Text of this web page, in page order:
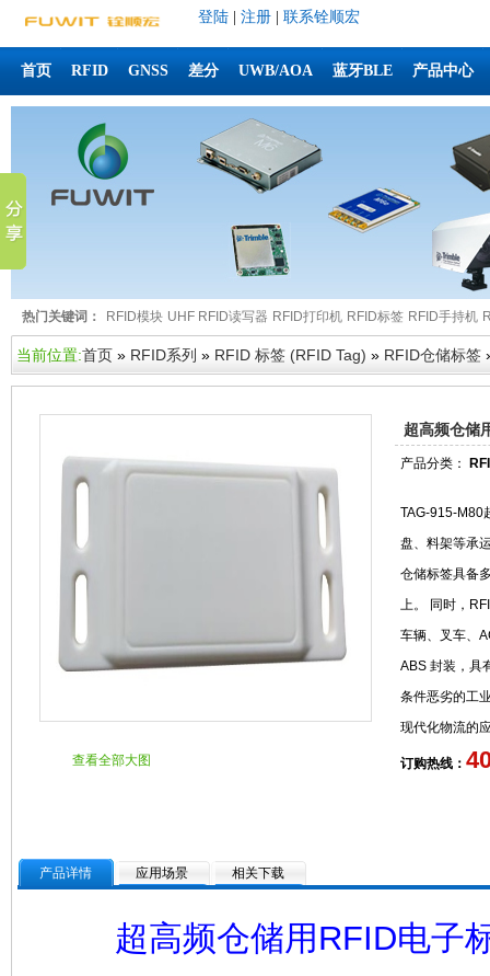
登陆 注册 联系铨顺宏
首页 RFID GNSS 差分 UWB/AOA 蓝牙BLE 产品中心
热门关键词： RFID模块 UHF RFID读写器 RFID打印机 RFID标签 RFID手持机
当前位置:首页 » RFID系列 » RFID 标签 (RFID Tag) » RFID仓储标签
查看全部大图
超高频仓储
产品分类：
TAG-915-M80
盘、料架等承
仓储标签具备
上。 同时，
车辆、叉车、
ABS 封装，具
条件恶劣的工
现代化物流的
订购热线：
产品详情 应用场景 相关下载
超高频仓储用RFID电子